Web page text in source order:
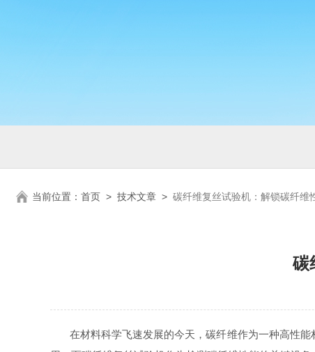
当前位置： 首页 > 技术文章 > 碳纤维复丝试验机：解锁碳纤维
碳
在材料科学飞速发展的今天，碳纤维作为一种高性能